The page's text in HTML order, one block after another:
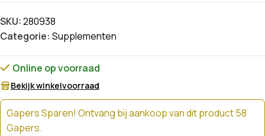
SKU:280938
Categorie: Supplementen
Online op voorraad
Bekijk winkelvoorraad
Gapers Sparen! Ontvang bij aankoop van dit product 58
Gapers.